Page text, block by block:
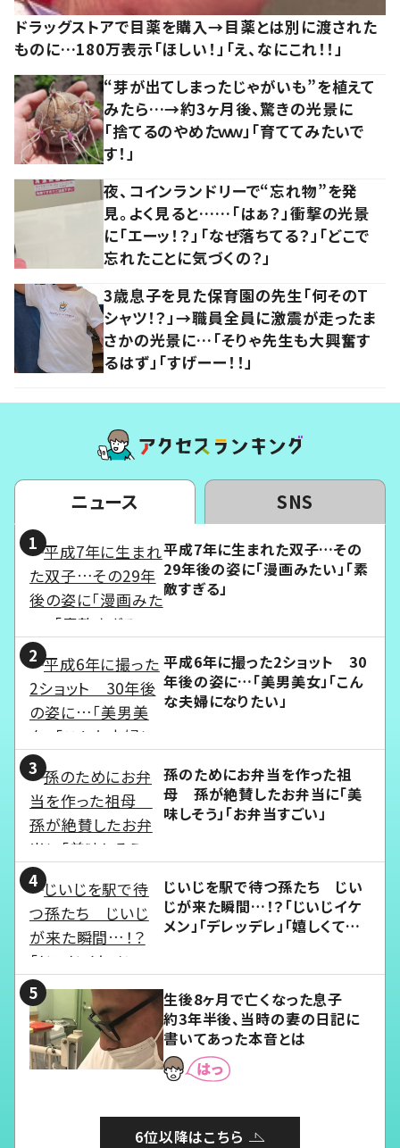
ドラッグストアで目薬を購入→目薬とは別に渡された
ものに…180万表示「ほしい！」「え、なにこれ！！」
“芽が出てしまったじゃがいも”を植えて
みたら…→約3ヶ月後、驚きの光景に
「捨てるのやめたｗｗ」「育ててみたいで
す！」
夜、コインランドリーで“忘れ物”を発
見。よく見ると……「はぁ？」衝撃の光景
に「エーッ！？」「なぜ落ちてる？」「どこで
忘れたことに気づくの？」
3歳息子を見た保育園の先生「何そのT
シャツ！？」→職員全員に激震が走ったま
さかの光景に…「そりゃ先生も大興奮す
るはず」「すげーー！！」
ニュース SNS
平成7年に生まれた双子…その
29年後の姿に「漫画みたい」「素
敵すぎる」
平成6年に撮った2ショット 30
年後の姿に…「美男美女」「こん
な夫婦になりたい」
孫のためにお弁当を作った祖
母 孫が絶賛したお弁当に「美
味しそう」「お弁当すごい」
じいじを駅で待つ孫たち じい
じが来た瞬間…！？「じいじイケ
メン」「デレッデレ」「嬉しくて可
生後8ヶ月で亡くなった息子
約3年半後、当時の妻の日記に
書いてあった本音とは
6位以降はこちら